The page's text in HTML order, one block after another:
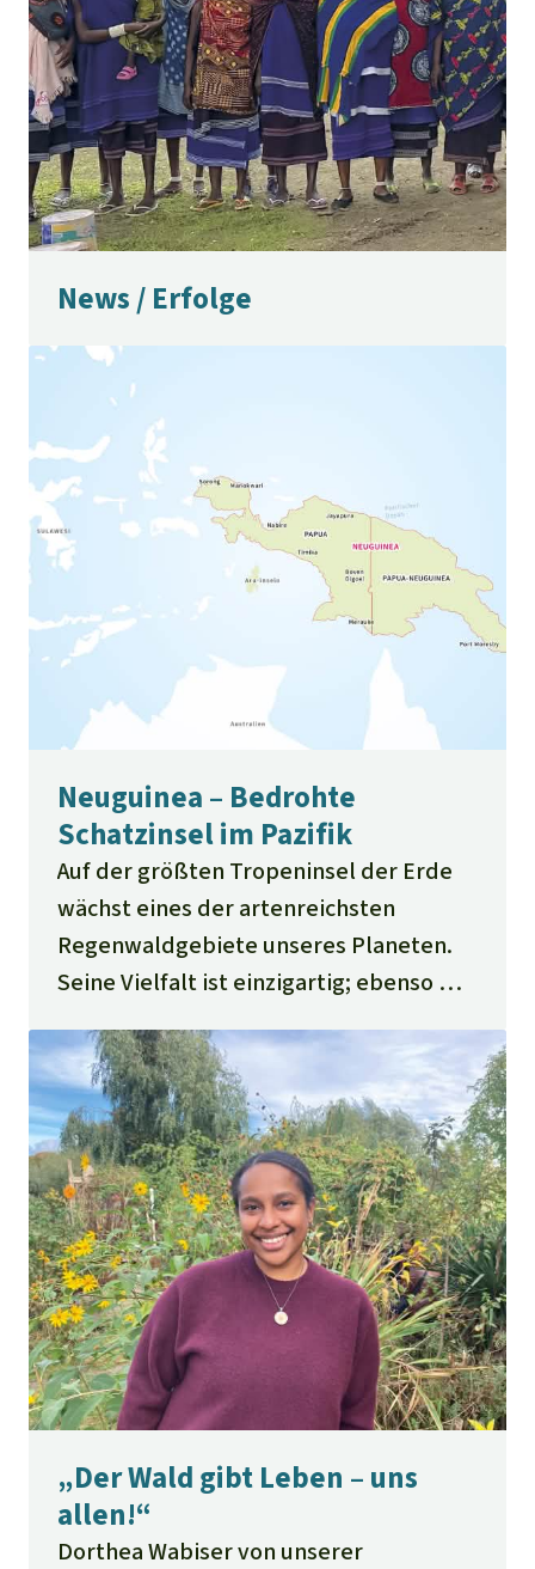
News / Erfolge
Neuguinea – Bedrohte
Schatzinsel im Pazifik
Auf der größten Tropeninsel der Erde
wächst eines der artenreichsten
Regenwaldgebiete unseres Planeten.
Seine Vielfalt ist einzigartig; ebenso wie
Papua-Völker. Doch die Natur in der
westlichen Hälfte, die zu Indonesien
gehört, wird seit 20 Jahren massiv
ausgebeutet – auf Kosten der Menschen
und ihrer Lebensquellen. Wir
unterstützen sie dabei, ihren Wald zu
verteidigen.
„Der Wald gibt Leben – uns
allen!“
Dorthea Wabiser von unserer